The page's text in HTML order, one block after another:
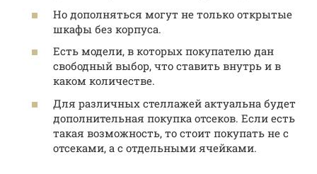
Но дополняться могут не только открытые
шкафы без корпуса.
Есть модели, в которых покупателю дан
свободный выбор, что ставить внутрь и в
каком количестве.
Для различных стеллажей актуальна будет
дополнительная покупка отсеков. Если есть
такая возможность, то стоит покупать не с
отсеками, а с отдельными ячейками.